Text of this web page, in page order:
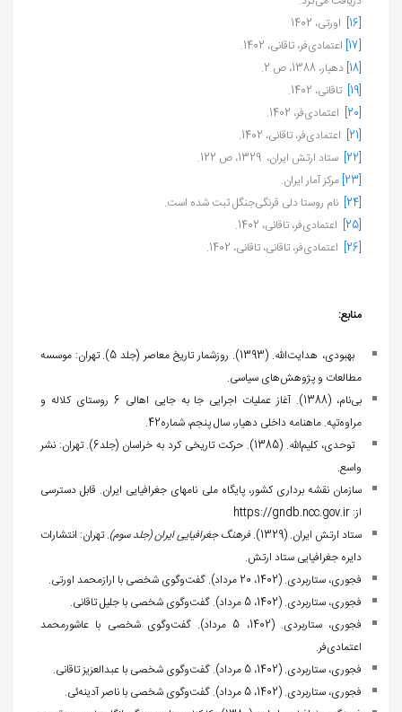
[16] اورتی، 1402
[17]
اعتمادی‌فر، تاقانی، 1402.
[18] دهیار، 1388، ص 2.
[19]
تاقانی، 1402.
[20] اعتمادی‌فر، 1402.
[21] اعتمادی‌فر، تاقانی، 1402.
[22]
ستاد ارتش ایران، 1329، ص 122.
[23] مرکز آمار ایران.
[24] نام روستا دلی قرنگی‌جنگل ثبت شده است.
[25]
اعتمادی‌فر، تاقانی، 1402.
[26] اعتمادی‌فر، تاقانی، تاقانی، 1402.
منابع:
بهبودی، هدایت‌الله. (1393). روزشمار تاریخ معاصر (جلد 5). تهران: موسسه
مطالعات و پژوهش‌های سیاسی.
بی‌نام، (1388)
.
آغاز عملیات اجرایی جا به جایی اهالی 6 روستای کلاله و
مراوه‌تپه. ماهنامه داخلی دهیار، سال پنجم، شماره42.
توحدی، کلیم‌الله. (1385). حرکت تاریخی کرد به خراسان (جلد6). تهران: نشر
واسع.
سازمان نقشه برداری کشور، پایگاه ملی نام‏های جغرافیایی ایران. قابل دسترسی
از:https://gndb.ncc.gov.ir
ستاد ارتش ایران. (1329).
فرهنگ جغرافیایی ایران (جلد سوم).تهران: انتشارات
دایره جغرافیایی ستاد ارتش.
فجوری، ستاربردی. (1402، 20 مرداد). گفت‌وگوی شخصی با ارازمحمد اورتی.
فجوری، ستاربردی. (1402، 5 مرداد). گفت‌وگوی شخصی با جلیل تاقانی.
فجوری، ستاربردی. (1402، 5 مرداد). گفت‌وگوی شخصی با عاشورمحمد
اعتمادی‌فر.
فجوری، ستاربردی. (1402، 5 مرداد). گفت‌وگوی شخصی با عبدالعزیز تاقانی.
فجوری، ستاربردی. (1402، 5 مرداد). گفت‌وگوی شخصی با ناصر آدینه‌ئی.